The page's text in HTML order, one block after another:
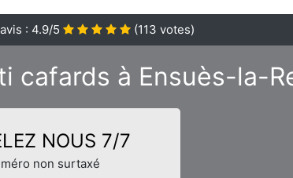
: 4.9/5 (113 votes)
cafards à Ensuès-la-
NOUS 7/7
non surtaxé